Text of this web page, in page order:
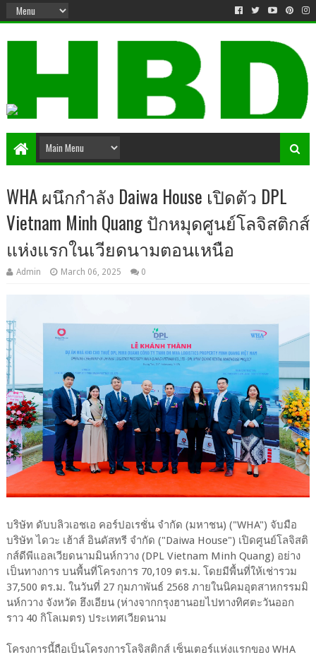
WHA ผนึกกำลัง Daiwa House เปิดตัว DPL
Vietnam Minh Quang ปักหมุดศูนย์โลจิสติกส์
แห่งแรกในเวียดนามตอนเหนือ
Admin March 06, 2025 0
บริษัท ดับบลิวเอชเอ คอร์ปอเรชั่น จำกัด (มหาชน) ("WHA") จับมือ
บริษัท ไดวะ เฮ้าส์ อินดัสทรี จำกัด ("Daiwa House") เปิดศูนย์โลจิสติ
กส์ดีพีแอลเวียดนามมินห์กวาง (DPL Vietnam Minh Quang) อย่าง
เป็นทางการ บนพื้นที่โครงการ 70,109 ตร.ม. โดยมีพื้นที่ให้เช่ารวม
37,500 ตร.ม. ในวันที่ 27 กุมภาพันธ์ 2568 ภายในนิคมอุตสาหกรรมมิ
นห์กวาง จังหวัด ฮึงเอียน (ห่างจากกรุงฮานอยไปทางทิศตะวันออก
ราว 40 กิโลเมตร) ประเทศเวียดนาม
โครงการนี้ถือเป็นโครงการโลจิสติกส์ เซ็นเตอร์แห่งแรกของ WHA